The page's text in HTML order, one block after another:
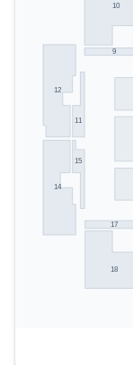
9
10
11
12
15
14
17
18